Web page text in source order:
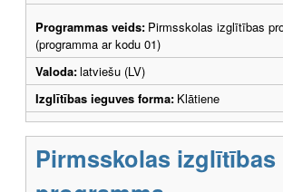
Programmas veids: Pirmsskolas izglītības
(programma ar kodu 01)
Valoda:latviešu (LV)
Izglītības ieguves forma: Klātiene
Pirmsskolas izglītības